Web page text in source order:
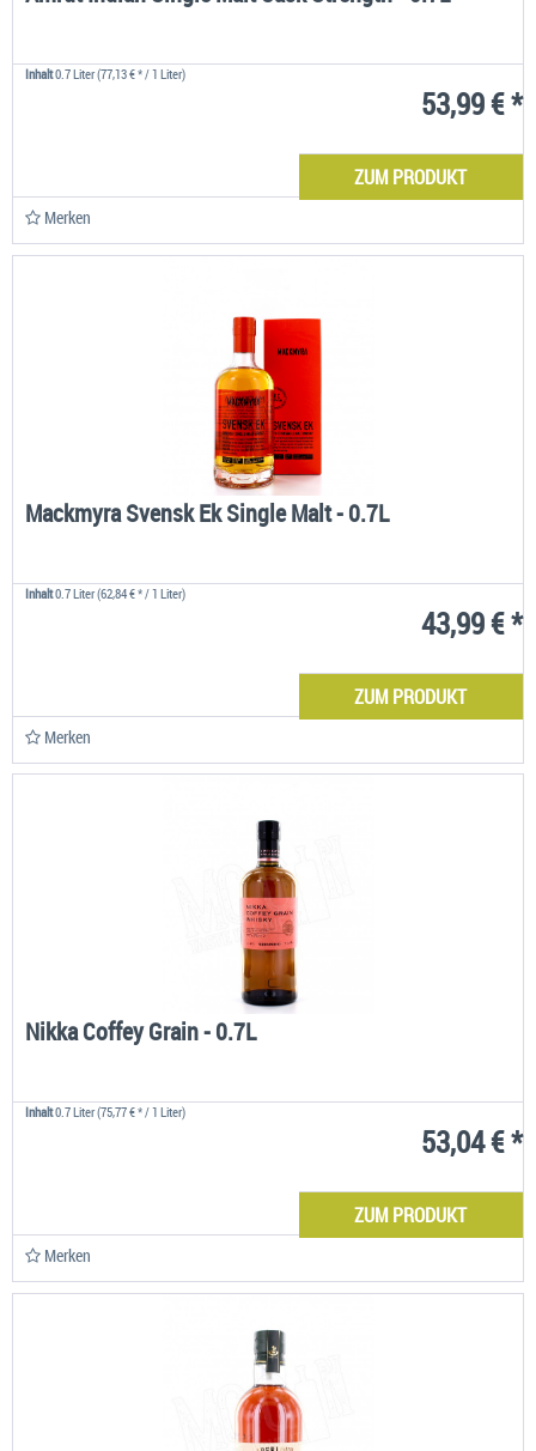
Inhalt0.7 Liter(77,13 € * / 1 Liter)
53,99 € *
ZUM PRODUKT
Merken
Mackmyra Svensk Ek Single Malt - 0.7L
Inhalt0.7 Liter(62,84 € * / 1 Liter)
43,99 € *
ZUM PRODUKT
Merken
Nikka Coffey Grain - 0.7L
Inhalt0.7 Liter(75,77 € * / 1 Liter)
53,04 € *
ZUM PRODUKT
Merken